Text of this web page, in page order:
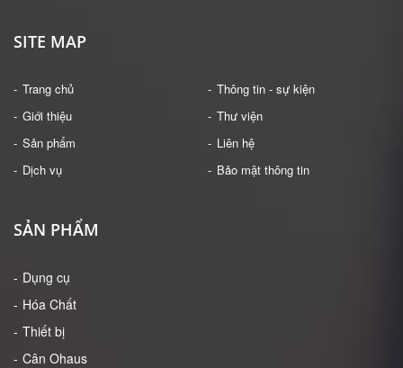
SITE MAP
Trang chủ
Giới thiệu
Sản phẩm
Dịch vụ
Thông tin - sự kiện
Thư viện
Liên hệ
Bảo mật thông tin
SẢN PHẨM
Dụng cụ
Hóa Chất
Thiết bị
Cân Ohaus